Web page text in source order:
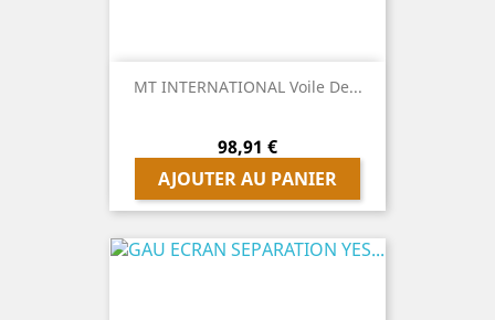
MT INTERNATIONAL Voile De...
Prix
98,91 €
AJOUTER AU PANIER